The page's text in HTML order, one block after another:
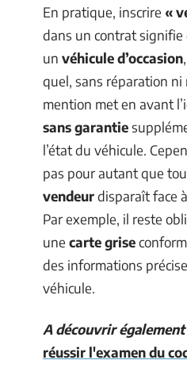
En pratique, inscrire «
dans un contrat
un véhicule d’occasion
quel, sans réparation ni
mention met en avant
sans garantie
l’état du véhicule.
pas pour autant que
vendeurdisparaît face
Par exemple, il reste
une carte grise
des informations
véhicule.
A découvrir également
réussir l'examen du